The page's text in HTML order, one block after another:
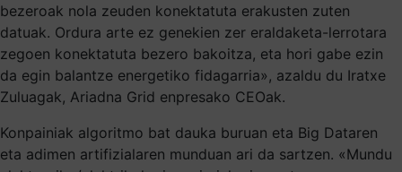
bezeroak nola zeuden konektatuta erakusten zuten
datuak. Ordura arte ez genekien zer eraldaketa-lerrotara
zegoen konektatuta bezero bakoitza, eta hori gabe ezin
da egin balantze energetiko fidagarria», azaldu du Iratxe
Zuluagak, Ariadna Grid enpresako CEOak.
Konpainiak algoritmo bat dauka buruan eta Big Dataren
eta adimen artifizialaren munduan ari da sartzen. «Mundu